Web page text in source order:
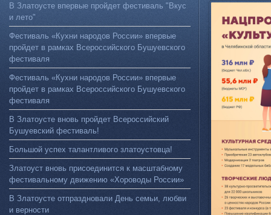
В Златоусте впервые пройдет фестиваль "Вкус
и лето"
Фестиваль «Кухни народов России» впервые
пройдет в рамках Всероссийского Бушуевского
фестиваля
Фестиваль «Кухни народов России» впервые
пройдет в рамках Всероссийского Бушуевского
фестиваля
В Златоусте вновь пройдет Всероссийский
Бушуевский фестиваль!
Большой успех талантливого златоустовца!
Златоуст вновь присоединится к масштабному
фестивальному движению «Хороводы России»
В Златоусте отпраздновали День семьи, любви
и верности